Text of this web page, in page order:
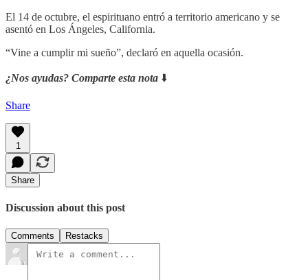
El 14 de octubre, el espirituano entró a territorio americano y se
asentó en Los Ángeles, California.
“Vine a cumplir mi sueño”, declaró en aquella ocasión.
¿Nos ayudas? Comparte esta nota ⬇️
Share
1
Share
Discussion about this post
Comments Restacks